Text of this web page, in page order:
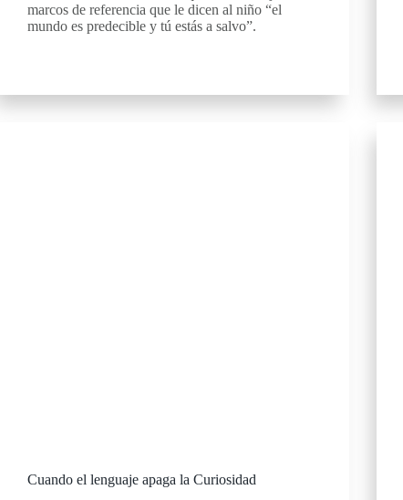
marcos de referencia que le dicen al niño “el
mundo es predecible y tú estás a salvo”.
Cuando el lenguaje apaga la Curiosidad